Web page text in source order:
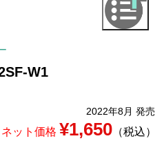
W1
2022年8月 発売
ネット価格 ¥1,650（税込）